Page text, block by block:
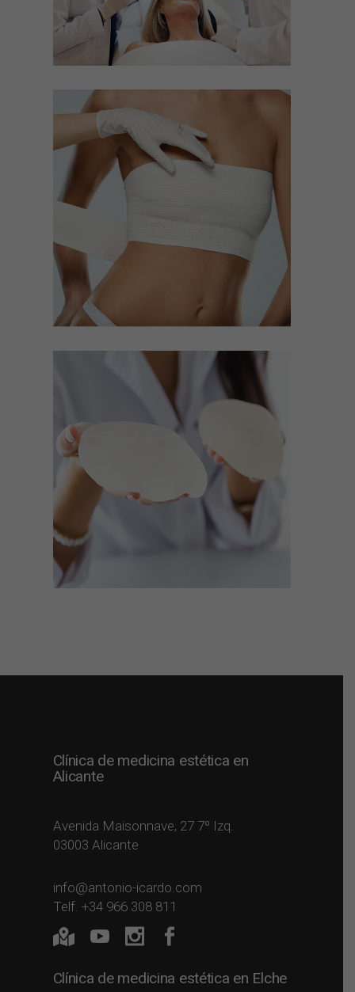
Clínica de medicina estética en
Alicante
Avenida Maisonnave, 27 7º Izq.
03003 Alicante
info@antonio-icardo.com
Telf. +34 966 308 811
Clínica de medicina estética en Elche